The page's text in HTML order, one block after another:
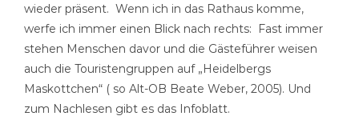
wieder präsent. Wenn ich in das Rathaus komme,
werfe ich immer einen Blick nach rechts: Fast immer
stehen Menschen davor und die Gästeführer weisen
auch die Touristengruppen auf „Heidelbergs
Maskottchen“ ( so Alt-OB Beate Weber, 2005). Und
zum Nachlesen gibt es das Infoblatt.